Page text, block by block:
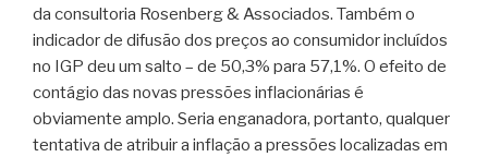
da consultoria Rosenberg & Associados. Também o
indicador de difusão dos preços ao consumidor incluídos
no IGP deu um salto – de 50,3% para 57,1%. O efeito de
contágio das novas pressões inflacionárias é
obviamente amplo. Seria enganadora, portanto, qualquer
tentativa de atribuir a inflação a pressões localizadas em